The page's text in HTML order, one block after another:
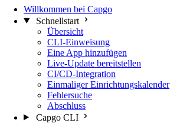
Willkommen bei Capgo
Schnellstart
Übersicht
CLI-Einweisung
Eine App hinzufügen
Live-Update bereitstellen
CI/CD-Integration
Einmaliger Einrichtungskalender
Fehlersuche
Abschluss
Capgo CLI